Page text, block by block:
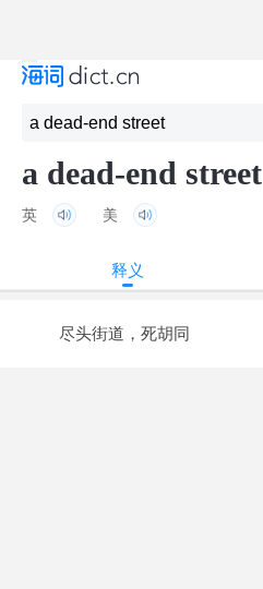
a dead-end street
英 美
释义
尽头街道，死胡同